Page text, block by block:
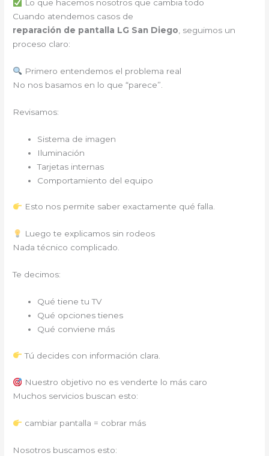
Lo que hacemos nosotros que cambia todo
Cuando atendemos casos de
reparación de pantalla LG San Diego, seguimos un
proceso claro:
Primero entendemos el problema real
No nos basamos en lo que “parece”.
Revisamos:
Sistema de imagen
Iluminación
Tarjetas internas
Comportamiento del equipo
Esto nos permite saber exactamente qué falla.
Luego te explicamos sin rodeos
Nada técnico complicado.
Te decimos:
Qué tiene tu TV
Qué opciones tienes
Qué conviene más
Tú decides con información clara.
Nuestro objetivo no es venderte lo más caro
Muchos servicios buscan esto:
cambiar pantalla = cobrar más
Nosotros buscamos esto: